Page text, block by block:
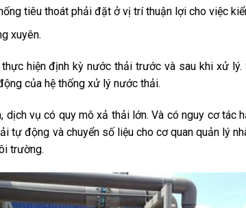
tiêu thoát phải đặt ở vị trí thuận lợi cho việc
xuyên.
hiện định kỳ nước thải trước và sau khi xử
của hệ thống xử lý nước thải.
dịch vụ có quy mô xả thải lớn. Và có nguy cơ tác
tự động và chuyển số liệu cho cơ quan quản lý
trường.